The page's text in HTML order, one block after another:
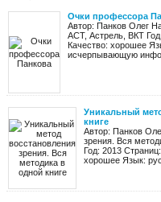
Очки профессора
Автор: Панков Олег
АСТ, Астрель, ВКТ
Качество: хорошее
исчерпывающую
Уникальный
книге
Автор: Панков
зрения. Вся
Год: 2013
хорошее Язык: